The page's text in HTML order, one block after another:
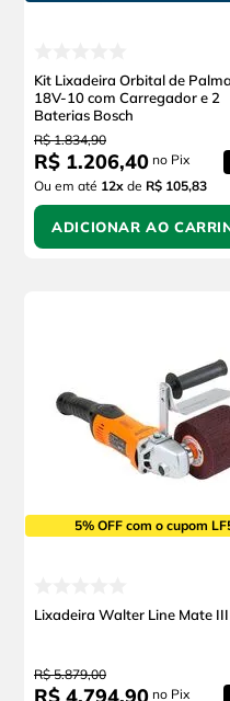
Kit Lixadeira Orbital de
18V-10 com Carregador e 2
Baterias Bosch
R$ 1.834,90
R$ 1.206,40 no Pix
Ou em até 12x de R$ 105,83
ADICIONAR AO
5% OFF com o cupom
Lixadeira Walter Line Mate
R$ 5.879,00
R$ 4.794,90 no Pix